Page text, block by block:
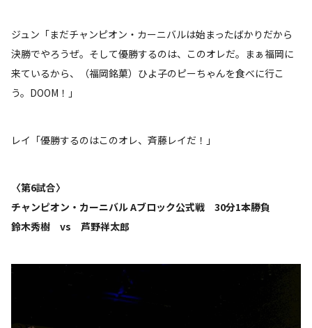
ジュン「まだチャンピオン・カーニバルは始まったばかりだから
決勝でやろうぜ。そして優勝するのは、このオレだ。まぁ福岡に
来ているから、（福岡銘菓）ひよ子のピーちゃんを食べに行こ
う。DOOM！」
レイ「優勝するのはこのオレ、斉藤レイだ！」
〈第6試合〉
チャンピオン・カーニバル Aブロック公式戦 30分1本勝負
鈴木秀樹 vs 芦野祥太郎